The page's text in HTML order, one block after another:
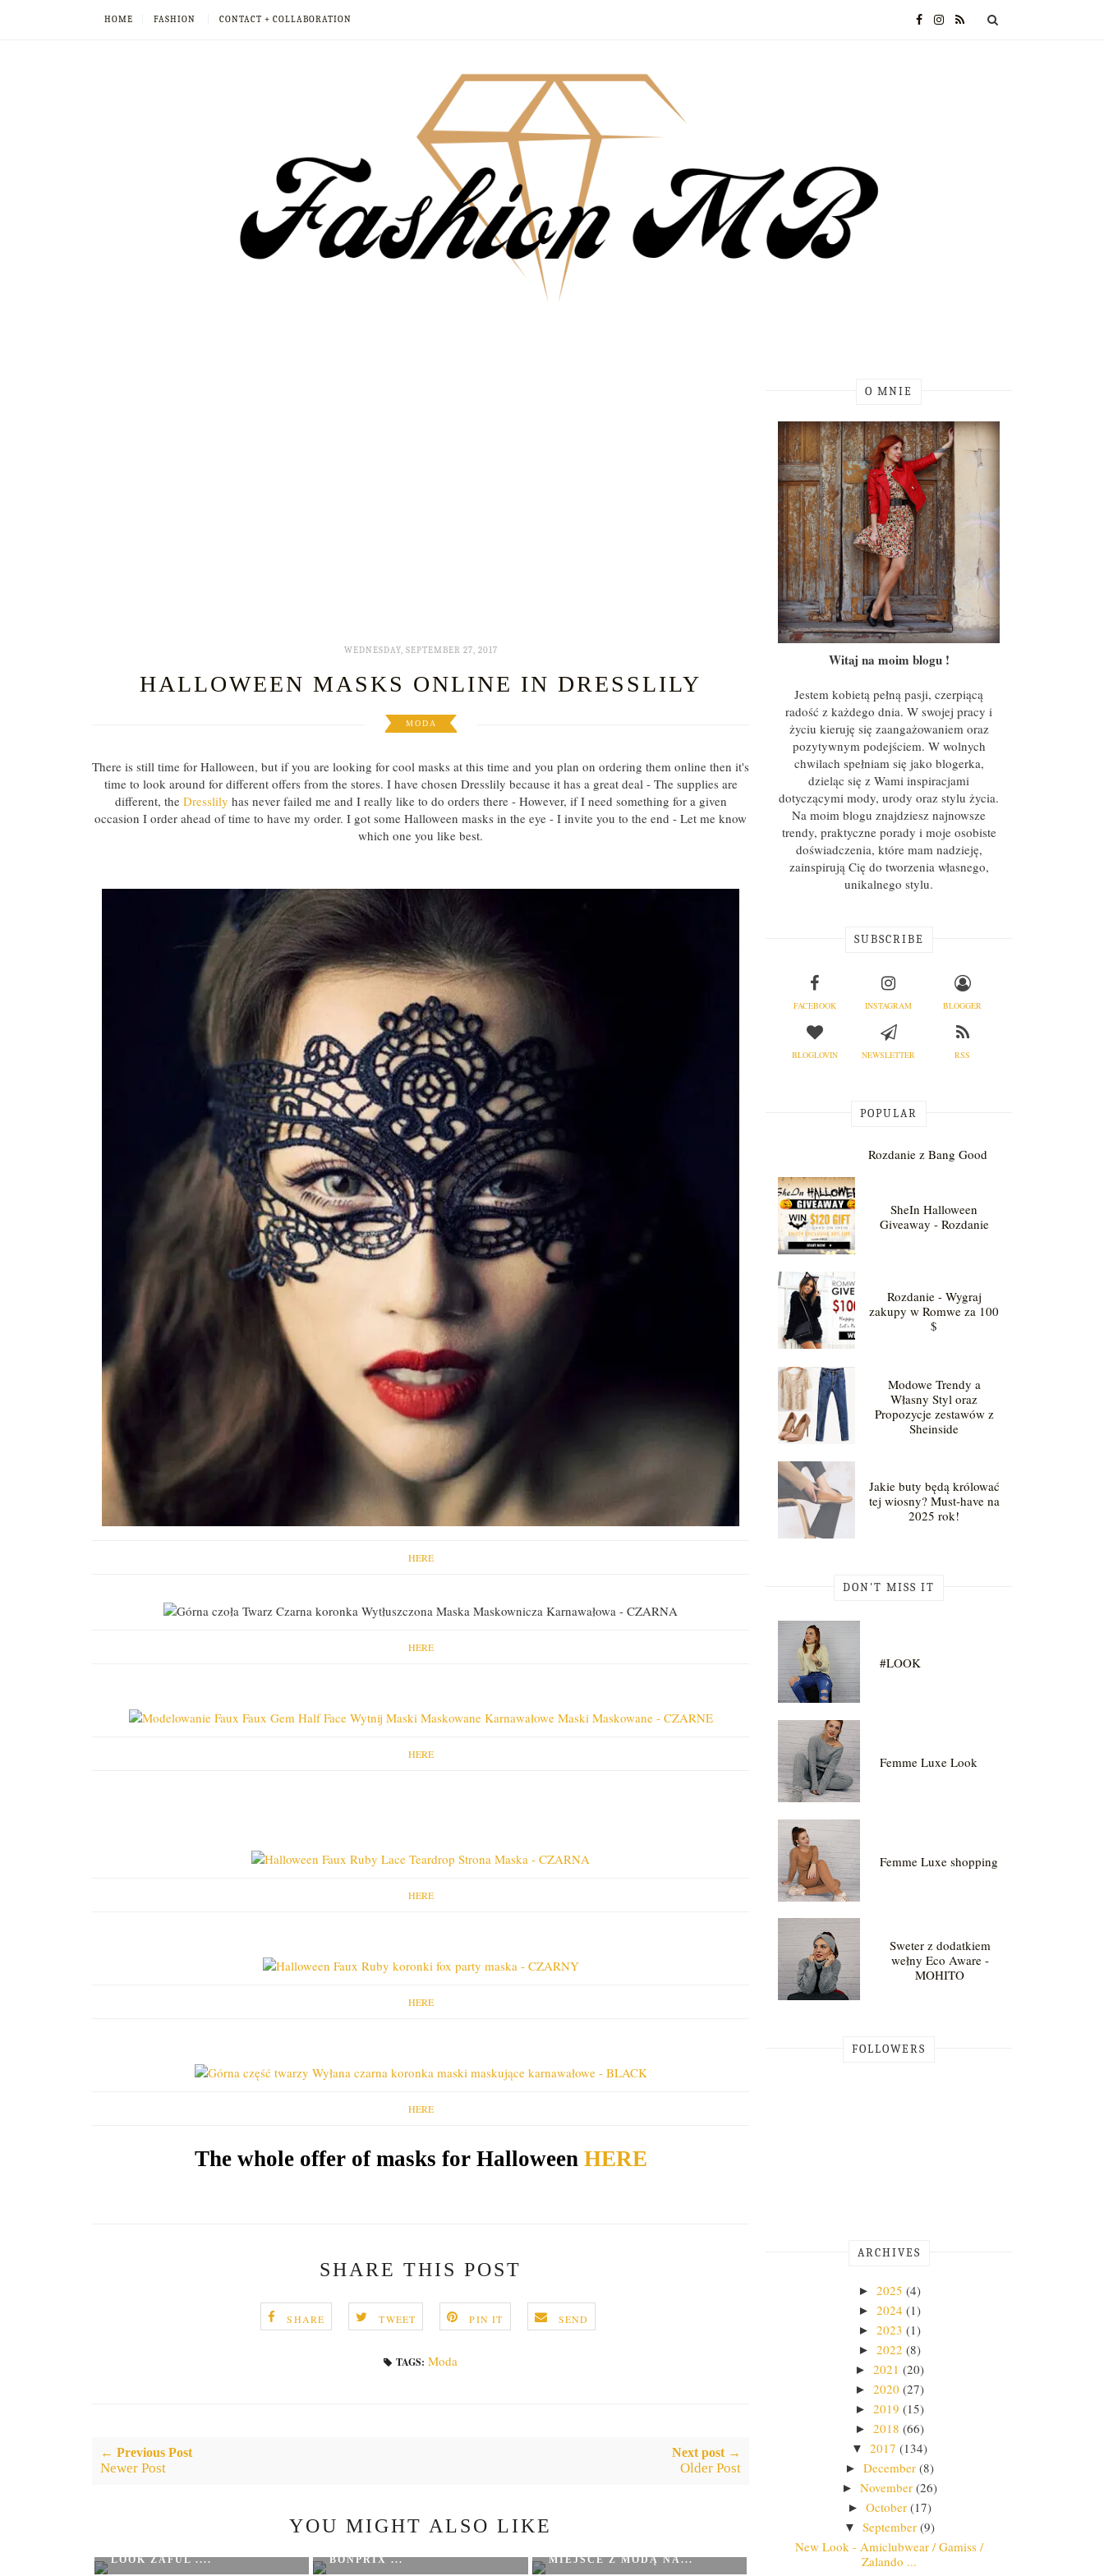
HOME FASHION CONTACT + COLLABORATION
WEDNESDAY, SEPTEMBER 27, 2017
HALLOWEEN MASKS ONLINE IN DRESSLILY
MODA
There is still time for Halloween, but if you are looking for cool masks at this time and you plan on ordering them online then it's
time to look around for different offers from the stores. I have chosen Dresslily because it has a great deal - The supplies are
different, the Dresslily has never failed me and I really like to do orders there - However, if I need something for a given
occasion I order ahead of time to have my order. I got some Halloween masks in the eye - I invite you to the end - Let me know
which one you like best.
HERE
HERE
HERE
HERE
HERE
HERE
The whole offer of masks for Halloween HERE
SHARE THIS POST
SHARE TWEET PIN IT SEND
TAGS: Moda
← Previous Post
Newer Post
Next post →
Older Post
YOU MIGHT ALSO LIKE
LOOK ZAFUL .... BONPRIX ...
MIEJSCE Z MODĄ NA...
O MNIE
Witaj na moim blogu !
Jestem kobietą pełną pasji, czerpiącą
radość z każdego dnia. W swojej pracy i
życiu kieruję się zaangażowaniem oraz
pozytywnym podejściem. W wolnych
chwilach spełniam się jako blogerka,
dzieląc się z Wami inspiracjami
dotyczącymi mody, urody oraz stylu życia.
Na moim blogu znajdziesz najnowsze
trendy, praktyczne porady i moje osobiste
doświadczenia, które mam nadzieję,
zainspirują Cię do tworzenia własnego,
unikalnego stylu.
SUBSCRIBE
FACEBOOK INSTAGRAM BLOGGER
BLOGLOVIN NEWSLETTER RSS
POPULAR
Rozdanie z Bang Good
SheIn Halloween
Giveaway - Rozdanie
Rozdanie - Wygraj
zakupy w Romwe za 100
$
Modowe Trendy a
Własny Styl oraz
Propozycje zestawów z
Sheinside
Jakie buty będą królować
tej wiosny? Must-have na
2025 rok!
DON'T MISS IT
#LOOK
Femme Luxe Look
Femme Luxe shopping
Sweter z dodatkiem
wełny Eco Aware -
MOHITO
FOLLOWERS
ARCHIVES
► 2025 (4)
► 2024 (1)
► 2023 (1)
► 2022 (8)
► 2021 (20)
► 2020 (27)
► 2019 (15)
► 2018 (66)
▼ 2017 (134)
► December (8)
► November (26)
► October (17)
▼ September (9)
New Look - Amiclubwear / Gamiss /
Zalando ...